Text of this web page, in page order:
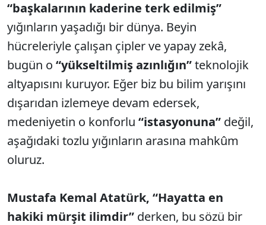
“başkalarının kaderine terk edilmiş”
yığınların yaşadığı bir dünya. Beyin
hücreleriyle çalışan çipler ve yapay zekâ,
bugün o “yükseltilmiş azınlığın”teknolojik
altyapısını kuruyor. Eğer biz bu bilim yarışını
dışarıdan izlemeye devam edersek,
medeniyetin o konforlu “istasyonuna” değil,
aşağıdaki tozlu yığınların arasına mahkûm
oluruz.
Mustafa Kemal Atatürk, “Hayatta en
hakiki mürşit ilimdir” derken, bu sözü bir